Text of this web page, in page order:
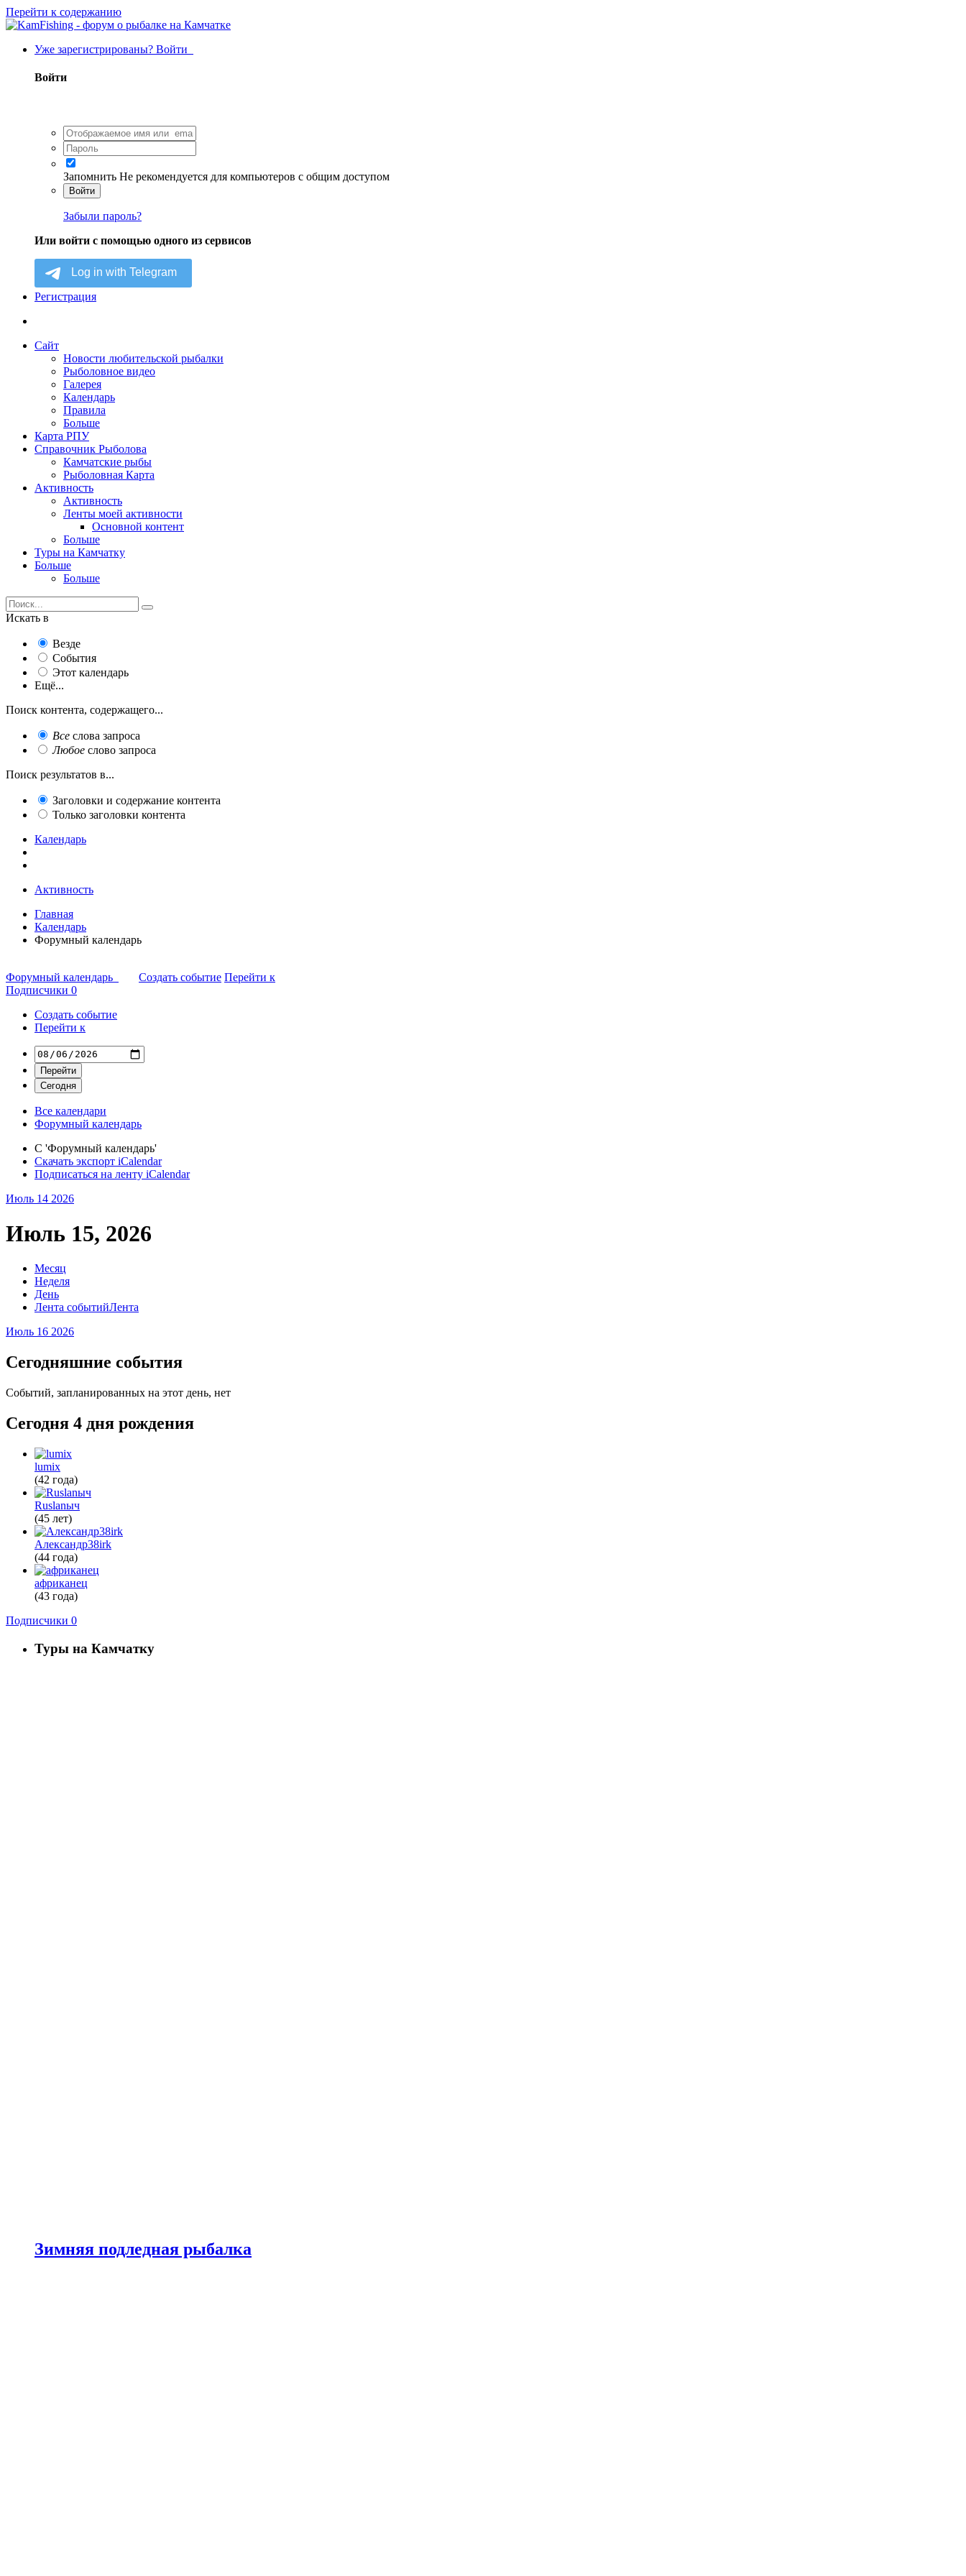
Перейти к содержанию
Уже зарегистрированы? Войти
Войти
Запомнить Не рекомендуется для компьютеров с общим доступом
Войти
Забыли пароль?
Или войти с помощью одного из сервисов
Регистрация
Сайт
Новости любительской рыбалки
Рыболовное видео
Галерея
Календарь
Правила
Больше
Карта РПУ
Справочник Рыболова
Камчатские рыбы
Рыболовная Карта
Активность
Активность
Ленты моей активности
Основной контент
Больше
Туры на Камчатку
Больше
Больше
Искать в
Везде
События
Этот календарь
Ещё...
Поиск контента, содержащего...
Все слова запроса
Любое слово запроса
Поиск результатов в...
Заголовки и содержание контента
Только заголовки контента
Календарь
Активность
Главная
Календарь
Форумный календарь
Форумный календарь Создать событие Перейти к
Подписчики 0
Создать событие
Перейти к
Все календари
Форумный календарь
С 'Форумный календарь'
Скачать экспорт iCalendar
Подписаться на ленту iCalendar
Июль 14 2026
Июль 15, 2026
Месяц
Неделя
День
Лента событийЛента
Июль 16 2026
Сегодняшние события
Событий, запланированных на этот день, нет
Сегодня 4 дня рождения
lumix
(42 года)
Ruslanыч
(45 лет)
Александр38irk
(44 года)
африканец
(43 года)
Подписчики 0
Туры на Камчатку
Зимняя подледная рыбалка